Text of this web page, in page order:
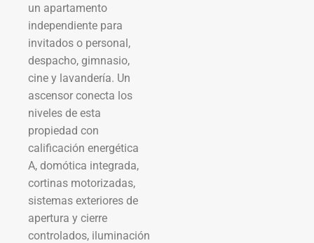
un apartamento
independiente para
invitados o personal,
despacho, gimnasio,
cine y lavandería. Un
ascensor conecta los
niveles de esta
propiedad con
calificación energética
A, domótica integrada,
cortinas motorizadas,
sistemas exteriores de
apertura y cierre
controlados, iluminación